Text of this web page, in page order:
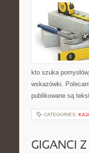
kto szuka
wskazówki.
publikowane są
CATEGORIES:
GIGANCI